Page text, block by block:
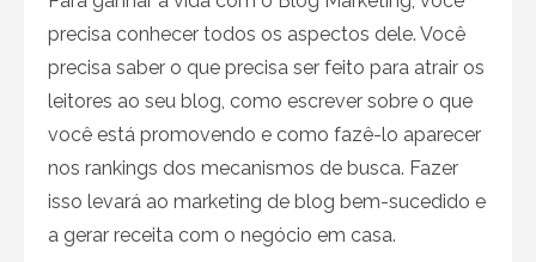
precisa conhecer todos os aspectos dele. Você
precisa saber o que precisa ser feito para atrair os
leitores ao seu blog, como escrever sobre o que
você está promovendo e como fazê-lo aparecer
nos rankings dos mecanismos de busca. Fazer
isso levará ao marketing de blog bem-sucedido e
a gerar receita com o negócio em casa.